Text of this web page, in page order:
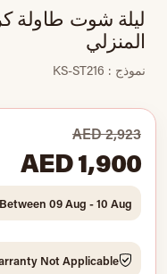
المنزلي
نموذج : KS-ST216
AED 2,923
AED 1,900
09 Aug - 10 Aug
Not Applicable